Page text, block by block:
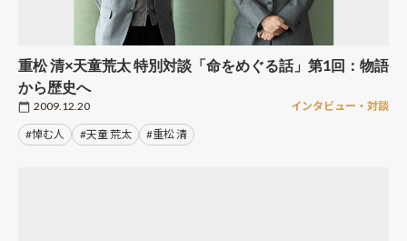
重松 清×天童荒太 特別対談「命をめぐる話」第1回：物語
から歴史へ
2009.12.20 インタビュー・対談
#悼む人 #天童 荒太 #重松 清